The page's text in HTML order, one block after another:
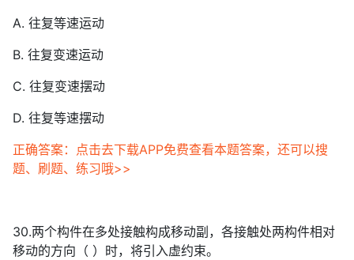
A. 往复等速运动
B. 往复变速运动
C. 往复变速摆动
D. 往复等速摆动
正确答案：点击去下载APP免费查看本题答案，还可以搜
题、刷题、练习哦>>
30.两个构件在多处接触构成移动副，各接触处两构件相对
移动的方向（ ）时，将引入虚约束。